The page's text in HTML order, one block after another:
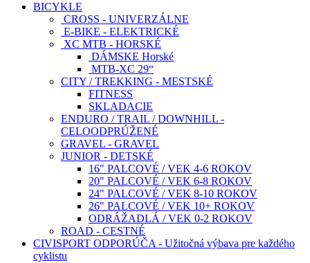
BICYKLE
CROSS - UNIVERZÁLNE
E-BIKE - ELEKTRICKÉ
XC MTB - HORSKÉ
DÁMSKE Horské
MTB-XC 29“
CITY / TREKKING - MESTSKÉ
FITNESS
SKLADACIE
ENDURO / TRAIL / DOWNHILL -
CELOODPRÚŽENÉ
GRAVEL - GRAVEL
JUNIOR - DETSKÉ
16" PALCOVÉ / VEK 4-6 ROKOV
20" PALCOVÉ / VEK 6-8 ROKOV
24" PALCOVÉ / VEK 8-10 ROKOV
26" PALCOVÉ / VEK 10+ ROKOV
ODRÁŽADLÁ / VEK 0-2 ROKOV
ROAD - CESTNÉ
CIVISPORT ODPORÚČA - Užitočná výbava pre každého
cyklistu